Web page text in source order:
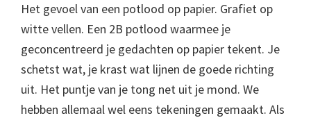
Het gevoel van een potlood op papier. Grafiet op
witte vellen. Een 2B potlood waarmee je
geconcentreerd je gedachten op papier tekent. Je
schetst wat, je krast wat lijnen de goede richting
uit. Het puntje van je tong net uit je mond. We
hebben allemaal wel eens tekeningen gemaakt. Als